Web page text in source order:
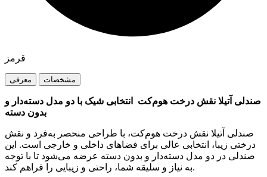
قرمز
معرفی مشخصات
صندلی آتیلا نقش درخت هوم‌کت ‌ انتخابی شیک با دو مدل دسته‌دار و
بدون دسته
صندلی آتیلا نقش درخت هوم‌کت، با طراحی منحصر به‌فرد و نقش
درختی زیبا، انتخابی عالی برای فضاهای داخلی و خارجی است. این
صندلی در دو مدل دسته‌دار و بدون دسته عرضه می‌شود تا با توجه
به نیاز و سلیقه شما، راحتی و زیبایی را فراهم کند.